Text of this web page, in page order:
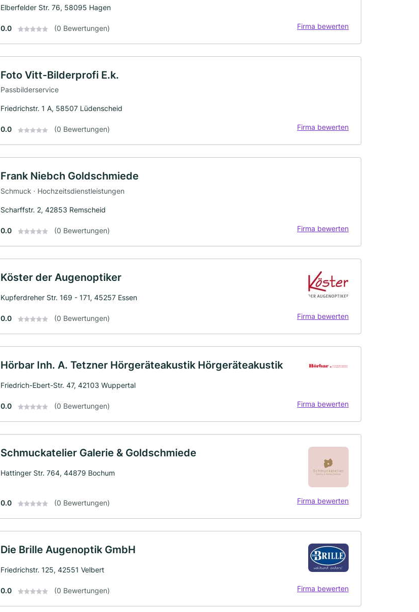
Elberfelder Str. 76, 58095 Hagen
0.0 (0 Bewertungen) Firma bewerten
Foto Vitt-Bilderprofi E.k.
Passbilderservice
Friedrichstr. 1 A, 58507 Lüdenscheid
0.0 (0 Bewertungen) Firma bewerten
Frank Niebch Goldschmiede
Schmuck · Hochzeitsdienstleistungen
Scharffstr. 2, 42853 Remscheid
0.0 (0 Bewertungen) Firma bewerten
Köster der Augenoptiker
Kupferdreher Str. 169 - 171, 45257 Essen
0.0 (0 Bewertungen) Firma bewerten
Hörbar Inh. A. Tetzner Hörgeräteakustik Hörgeräteakustik
Friedrich-Ebert-Str. 47, 42103 Wuppertal
0.0 (0 Bewertungen) Firma bewerten
Schmuckatelier Galerie & Goldschmiede
Hattinger Str. 764, 44879 Bochum
0.0 (0 Bewertungen) Firma bewerten
Die Brille Augenoptik GmbH
Friedrichstr. 125, 42551 Velbert
0.0 (0 Bewertungen) Firma bewerten